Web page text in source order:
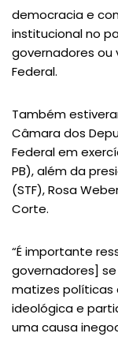
democracia e
institucional no
governadores ou
Federal.
Também
Câmara dos
Federal em
PB), além da
(STF), Rosa
Corte.
“É importante
governadores]
matizes políticas
ideológica e
uma causa